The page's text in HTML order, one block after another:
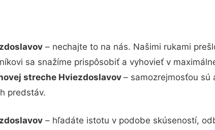
– nechajte to na nás. Našimi rukami
sa snažíme prispôsobiť a vyhovieť v
streche Hviezdoslavov – samozrejmosťou
predstáv.
– hľadáte istotu v podobe skúseností,